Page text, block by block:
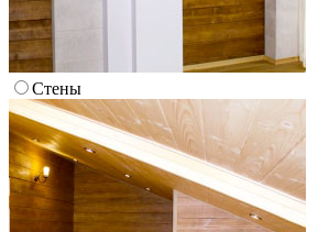
Стены